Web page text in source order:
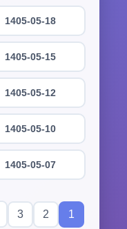
1405-05-18
1405-05-15
1405-05-12
1405-05-10
1405-05-07
1
2
3